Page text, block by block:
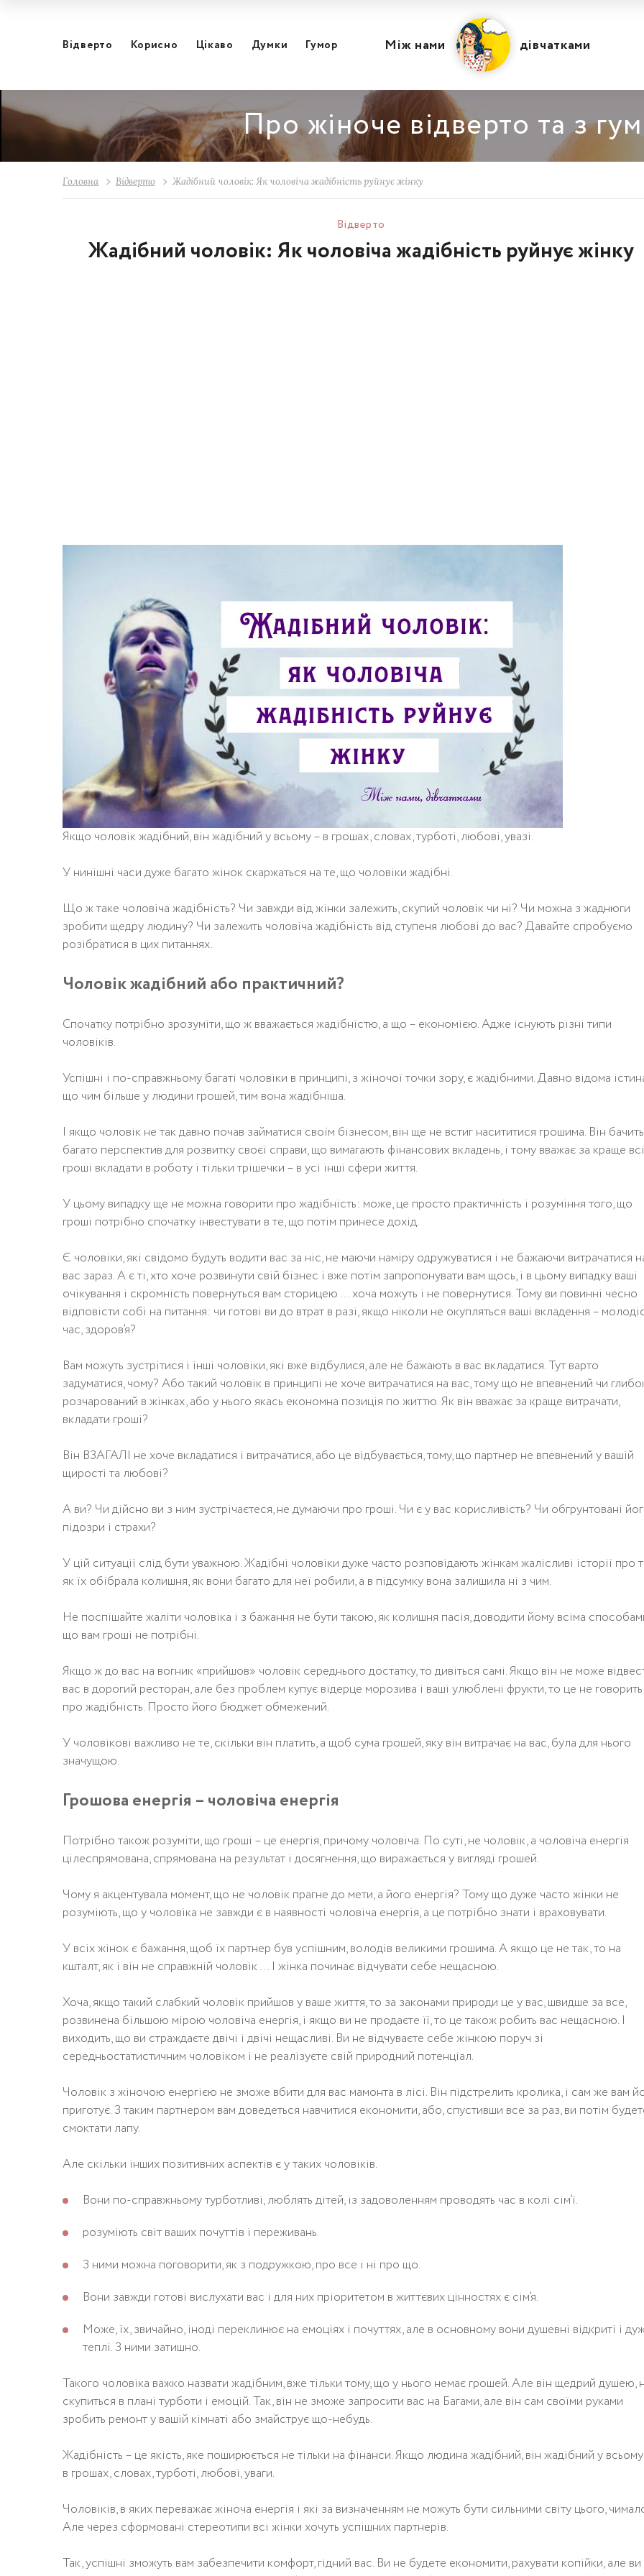
Відвертo Корисно Цікаво Думки Гумор Між нами дівчатками
Про жіноче відверто та з
Головна Відвертo Жадібний чоловік: Як чоловіча жадібність руйнує жінку
Відвертo
Жадібний чоловік: Як чоловіча жадібність руйнує жінку
Якщо чоловік жадібний, він жадібний у всьому – в грошах, словах, турботі, любові, увазі.
У нинішні часи дуже багато жінок скаржаться на те, що чоловіки жадібні.
Що ж таке чоловіча жадібність? Чи завжди від жінки залежить, скупий чоловік чи ні? Чи можна з жаднюги
зробити щедру людину? Чи залежить чоловіча жадібність від ступеня любові до вас? Давайте спробуємо
розібратися в цих питаннях.
Чоловік жадібний або практичний?
Спочатку потрібно зрозуміти, що ж вважається жадібністю, а що – економією. Адже існують різні типи
чоловіків.
Успішні і по-справжньому багаті чоловіки в принципі, з жіночої точки зору, є жадібними. Давно відома
що чим більше у людини грошей, тим вона жадібніша.
І якщо чоловік не так давно почав займатися своїм бізнесом, він ще не встиг насититися грошима. Він бачить
багато перспектив для розвитку своєї справи, що вимагають фінансових вкладень, і тому вважає за краще всі
гроші вкладати в роботу і тільки трішечки – в усі інші сфери життя.
У цьому випадку ще не можна говорити про жадібність: може, це просто практичність і розуміння того, що
гроші потрібно спочатку інвестувати в те, що потім принесе дохід.
Є чоловіки, які свідомо будуть водити вас за ніс, не маючи наміру одружуватися і не бажаючи витрачатися
вас зараз. А є ті, хто хоче розвинути свій бізнес і вже потім запропонувати вам щось, і в цьому випадку ваші
очікування і скромність повернуться вам сторицею … хоча можуть і не повернутися. Тому ви повинні чесно
відповісти собі на питання: чи готові ви до втрат в разі, якщо ніколи не окупляться ваші вкладення –
час, здоров’я?
Вам можуть зустрітися і інші чоловіки, які вже відбулися, але не бажають в вас вкладатися. Тут варто
задуматися, чому? Або такий чоловік в принципі не хоче витрачатися на вас, тому що не впевнений чи
розчарований в жінках, або у нього якась економна позиція по життю. Як він вважає за краще витрачати,
вкладати гроші?
Він ВЗАГАЛІ не хоче вкладатися і витрачатися, або це відбувається, тому, що партнер не впевнений у вашій
щирості та любові?
А ви? Чи дійсно ви з ним зустрічаєтеся, не думаючи про гроші. Чи є у вас корисливість? Чи обгрунтовані
підозри і страхи?
У цій ситуації слід бути уважною. Жадібні чоловіки дуже часто розповідають жінкам жалісливі історії про
як їх обібрала колишня, як вони багато для неї робили, а в підсумку вона залишила ні з чим.
Не поспішайте жаліти чоловіка і з бажання не бути такою, як колишня пасія, доводити йому всіма
що вам гроші не потрібні.
Якщо ж до вас на вогник «прийшов» чоловік середнього достатку, то дивіться самі. Якщо він не може
вас в дорогий ресторан, але без проблем купує відерце морозива і ваші улюблені фрукти, то це не говорить
про жадібність. Просто його бюджет обмежений.
У чоловікові важливо не те, скільки він платить, а щоб сума грошей, яку він витрачає на вас, була для нього
значущою.
Грошова енергія – чоловіча енергія
Потрібно також розуміти, що гроші – це енергія, причому чоловіча. По суті, не чоловік, а чоловіча енергія
цілеспрямована, спрямована на результат і досягнення, що виражається у вигляді грошей.
Чому я акцентувала момент, що не чоловік прагне до мети, а його енергія? Тому що дуже часто жінки не
розуміють, що у чоловіка не завжди є в наявності чоловіча енергія, а це потрібно знати і враховувати.
У всіх жінок є бажання, щоб їх партнер був успішним, володів великими грошима. А якщо це не так, то на
кшталт, як і він не справжній чоловік … І жінка починає відчувати себе нещасною.
Хоча, якщо такий слабкий чоловік прийшов у ваше життя, то за законами природи це у вас, швидше за все,
розвинена більшою мірою чоловіча енергія, і якщо ви не продаєте її, то це також робить вас нещасною. І
виходить, що ви страждаєте двічі і двічі нещасливі. Ви не відчуваєте себе жінкою поруч зі
середньостатистичним чоловіком і не реалізуєте свій природний потенціал.
Чоловік з жіночою енергією не зможе вбити для вас мамонта в лісі. Він підстрелить кролика, і сам же вам
приготує. З таким партнером вам доведеться навчитися економити, або, спустивши все за раз, ви потім
смоктати лапу.
Але скільки інших позитивних аспектів є у таких чоловіків.
Вони по-справжньому турботливі, люблять дітей, із задоволенням проводять час в колі сім’ї.
розуміють світ ваших почуттів і переживань.
З ними можна поговорити, як з подружкою, про все і ні про що.
Вони завжди готові вислухати вас і для них пріоритетом в життєвих цінностях є сім’я.
Може, їх, звичайно, іноді переклинює на емоціях і почуттях, але в основному вони душевні відкриті і
теплі. З ними затишно.
Такого чоловіка важко назвати жадібним, вже тільки тому, що у нього немає грошей. Але він щедрий душею,
скупиться в плані турботи і емоцій. Так, він не зможе запросити вас на Багами, але він сам своїми руками
зробить ремонт у вашій кімнаті або змайструє що-небудь.
Жадібність – це якість, яке поширюється не тільки на фінанси. Якщо людина жадібний, він жадібний у
в грошах, словах, турботі, любові, уваги.
Чоловіків, в яких переважає жіноча енергія і які за визначенням не можуть бути сильними світу цього,
Але через сформовані стереотипи всі жінки хочуть успішних партнерів.
Так, успішні зможуть вам забезпечити комфорт, гідний вас. Ви не будете економити, рахувати копійки, але ви